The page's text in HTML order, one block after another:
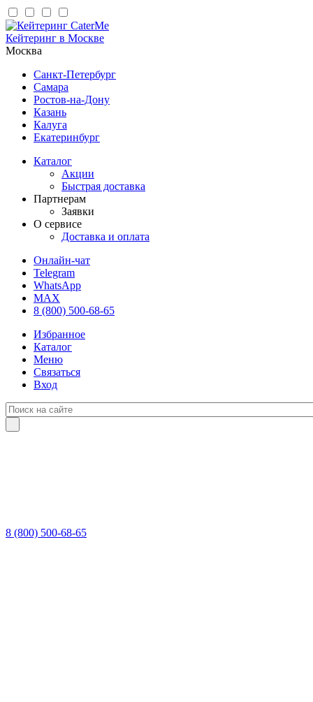
Кейтеринг в Москве
Москва
Санкт-Петербург
Самара
Ростов-на-Дону
Казань
Калуга
Екатеринбург
Каталог
Акции
Быстрая доставка
Партнерам
Заявки
О сервисе
Доставка и оплата
Онлайн-чат
Telegram
WhatsApp
MAX
8 (800) 500-68-65
Избранное
Каталог
Меню
Связаться
Вход
8 (800) 500-68-65